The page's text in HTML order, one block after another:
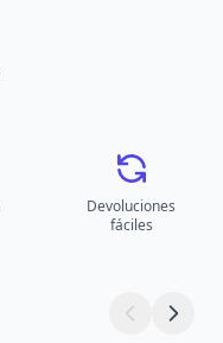
Devoluciones
fáciles